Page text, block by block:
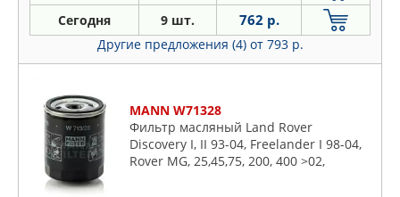
Сегодня 9 шт. 762 р.
Другие предложения (4) от 793 р.
MANN W71328
Фильтр масляный Land Rover
Discovery I, II 93-04, Freelander I 98-04,
Rover MG, 25,45,75, 200, 400 >02,